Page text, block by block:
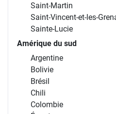
Saint-Martin
Saint-Vincent-et-les-
Sainte-Lucie
Amérique du sud
Argentine
Bolivie
Brésil
Chili
Colombie